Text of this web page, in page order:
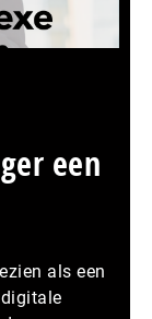
een
als een